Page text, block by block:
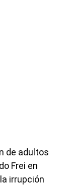
de adultos
Frei en
irrupción